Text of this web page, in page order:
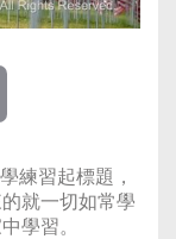
練習起標題，
就一切如常學
學習。